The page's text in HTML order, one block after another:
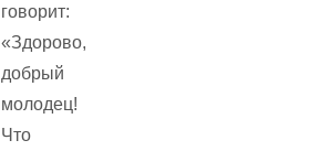
говорит:
«Здорово,
добрый
молодец!
Что